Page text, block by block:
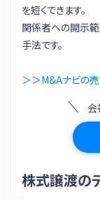
を短くできます。
関係者への開示
手法です。
＞＞M&Aナビの
株式譲渡の